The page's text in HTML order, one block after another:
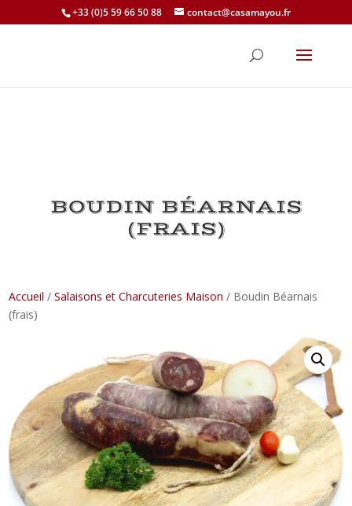
+33 (0)5 59 66 50 88 contact@casamayou.fr
BOUDIN BÉARNAIS
(FRAIS)
Accueil /Salaisons et Charcuteries Maison / Boudin Béarnais
(frais)